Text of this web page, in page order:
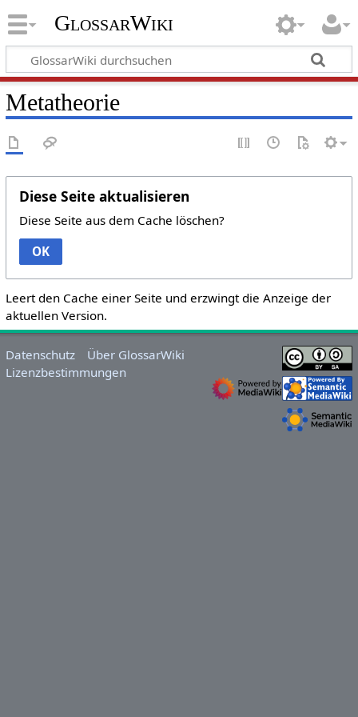
GlossarWiki
Metatheorie
Diese Seite aktualisieren
Diese Seite aus dem Cache löschen?
OK
Leert den Cache einer Seite und erzwingt die Anzeige der
aktuellen Version.
Datenschutz
Über GlossarWiki
Lizenzbestimmungen